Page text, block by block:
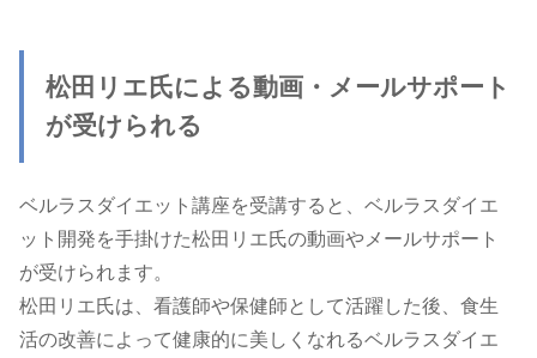
松田リエ氏による動画・メールサポート
が受けられる
ベルラスダイエット講座を受講すると、ベルラスダイエ
ット開発を手掛けた松田リエ氏の動画やメールサポート
が受けられます。
松田リエ氏は、看護師や保健師として活躍した後、食生
活の改善によって健康的に美しくなれるベルラスダイエ